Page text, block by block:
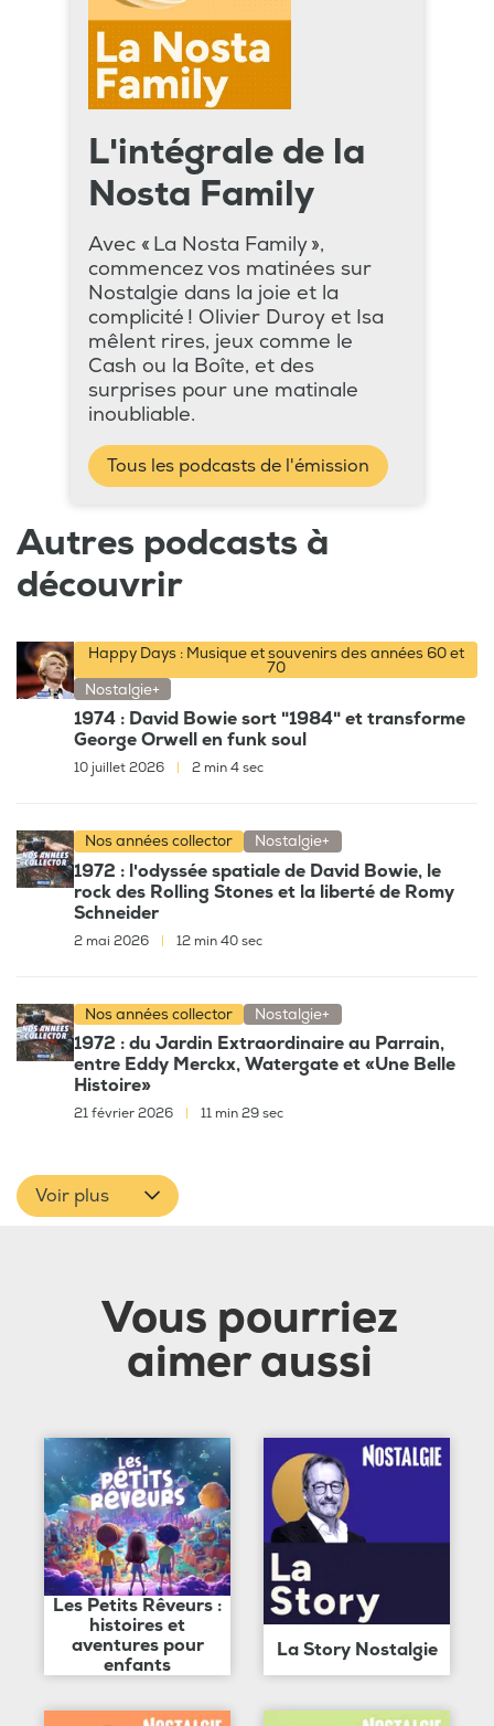
L'intégrale de la
Nosta Family
Avec « La Nosta Family »,
commencez vos matinées sur
Nostalgie dans la joie et la
complicité ! Olivier Duroy et Isa
mêlent rires, jeux comme le
Cash ou la Boîte, et des
surprises pour une matinale
inoubliable.
Tous les podcasts de l'émission
Autres podcasts à
découvrir
Happy Days : Musique et souvenirs des années 60 et
70
Nostalgie+
1974 : David Bowie sort "1984" et transforme
George Orwell en funk soul
10 juillet 2026 2 min 4 sec
Nos années collector Nostalgie+
1972 : l'odyssée spatiale de David Bowie, le
rock des Rolling Stones et la liberté de Romy
Schneider
2 mai 2026 | 12 min 40 sec
Nos années collector Nostalgie+
1972 : du Jardin Extraordinaire au Parrain,
entre Eddy Merckx, Watergate et «Une Belle
Histoire»
21 février 2026 11 min 29 sec
Voir plus
Vous pourriez
aimer aussi
Les Petits Rêveurs :
histoires et
aventures pour
enfants
La Story Nostalgie